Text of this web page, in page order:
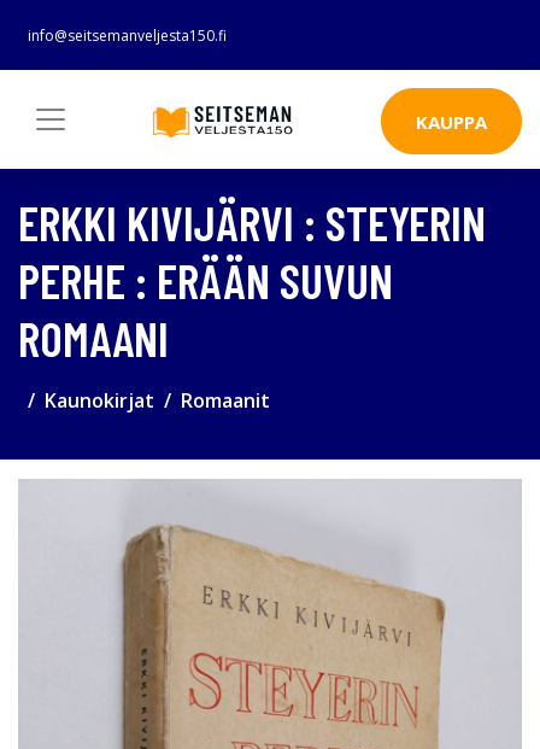
info@seitsemanveljesta150.fi
KAUPPA
ERKKI KIVIJÄRVI : STEYERIN
PERHE : ERÄÄN SUVUN
ROMAANI
Kaunokirjat Romaanit